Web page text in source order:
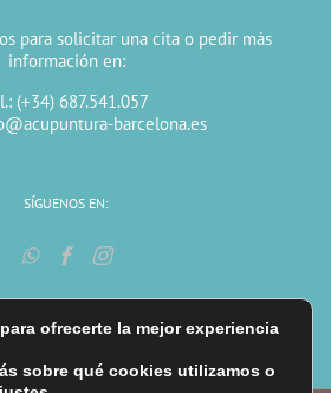
para solicitar una cita o pedir más
información en:
(+34) 687.541.057
barcelona.es
SÍGUENOS EN:
ofrecerte la mejor experiencia
sobre qué cookies utilizamos o